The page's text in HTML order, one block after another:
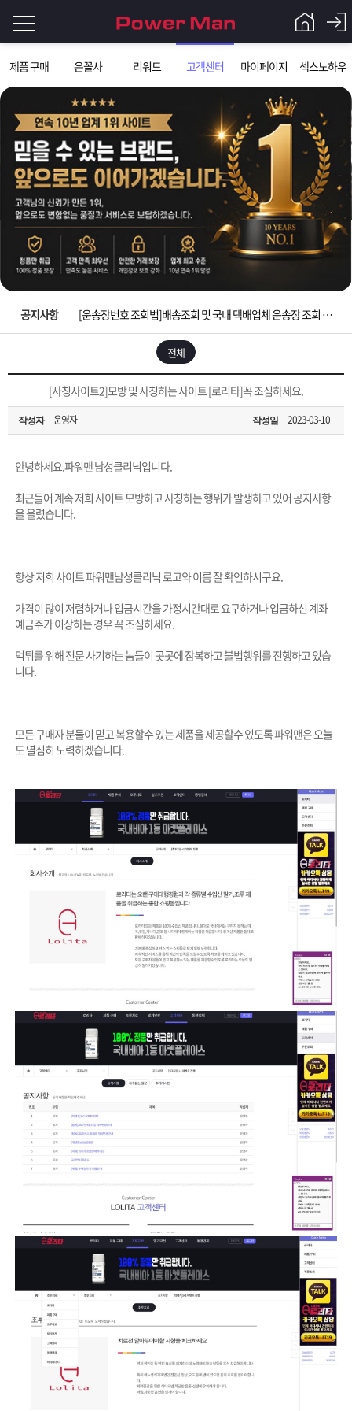
제품 구매 은꼴사 리워드 고객센터 마이페이지 섹스노하우
그
인
이
필
요
니
로
Q&A
파
워
맨
제
품
은
노
우
객
터
마
페
이
지
문
조
회
공지사항
입금확인이 안되는 상황을 대비해 꼭 입금후 고객센터 연락바랍니다.
[2026구정 연휴]설 연휴 배송 및 휴무 안내
[운송장번호 조회법]배송조회 및 국내 택배업체 운송장 조회 하는법
[ios앱 오픈]아이폰 고객 앱설치 가능합니다.
[무인택배함 이용 안내] 집 밖에 주소로 택배 받기
입금확인이 안되는 상황을 대비해 꼭 입금후 고객센터 연락바랍니다.
[2026구정 연휴]설 연휴 배송 및 휴무 안내
전체
[사칭사이트2]모방 및 사칭하는 사이트 [로리타]꼭 조심하세요.
작성자 운영자 작성일 2023-03-10
안녕하세요.파워맨 남성클리닉입니다.
최근들어 계속 저희 사이트 모방하고 사칭하는 행위가 발생하고 있어 공지사항
을 올렸습니다.
항상 저희 사이트 파워맨남성클리닉 로고와 이름 잘 확인하시구요.
가격이 많이 저렴하거나 입금시간을 가정시간대로 요구하거나 입금하신 계좌
예금주가 이상하는 경우 꼭 조심하세요.
먹튀를 위해 전문 사기하는 놈들이 곳곳에 잠복하고 불법행위를 진행하고 있습
니다.
모든 구매자 분들이 믿고 복용할수 있는 제품을 제공할수 있도록 파워맨은 오늘
도 열심히 노력하겠습니다.